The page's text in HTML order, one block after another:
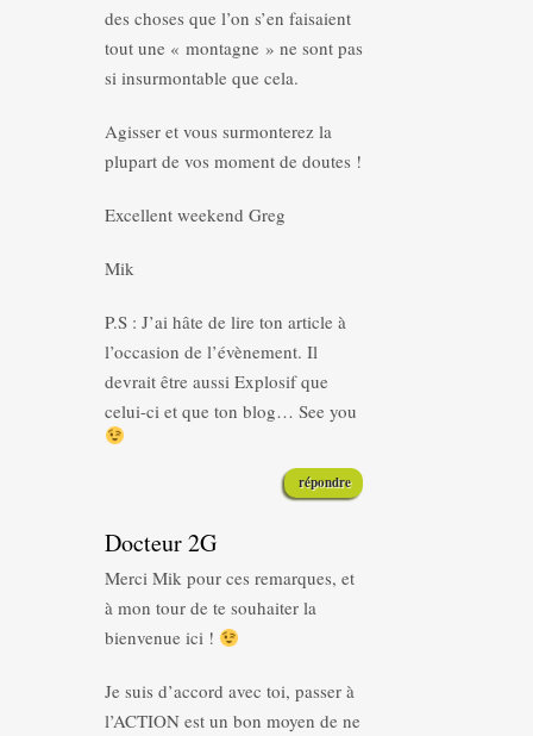
des choses que l’on s’en faisaient
tout une « montagne » ne sont pas
si insurmontable que cela.
Agisser et vous surmonterez la
plupart de vos moment de doutes !
Excellent weekend Greg
Mik
P.S : J’ai hâte de lire ton article à
l’occasion de l’évènement. Il
devrait être aussi Explosif que
celui-ci et que ton blog… See you
répondre
Docteur 2G
Merci Mik pour ces remarques, et
à mon tour de te souhaiter la
bienvenue ici !
Je suis d’accord avec toi, passer à
l’ACTION est un bon moyen de ne